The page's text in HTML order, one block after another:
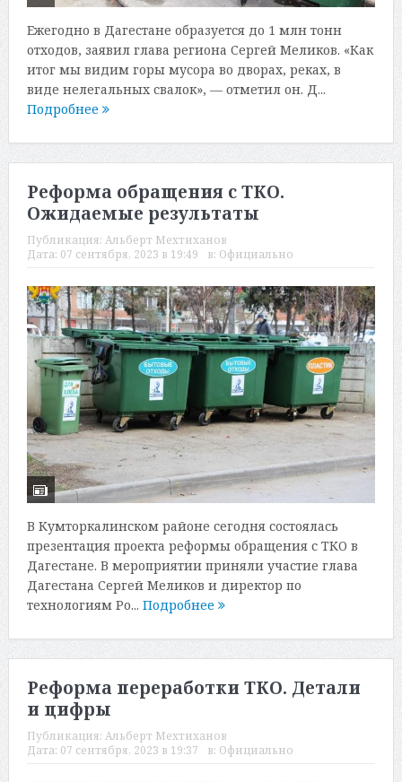
Ежегодно в Дагестане образуется до 1 млн тонн
отходов, заявил глава региона Сергей Меликов. «Как
итог мы видим горы мусора во дворах, реках, в
виде нелегальных свалок», — отметил он. Д...
Подробнее
Реформа обращения с ТКО.
Ожидаемые результаты
Публикация: Альберт Мехтиханов
Дата: 07 сентября, 2023 в 19:49 в: Официально
В Кумторкалинском районе сегодня состоялась
презентация проекта реформы обращения с ТКО в
Дагестане. В мероприятии приняли участие глава
Дагестана Сергей Меликов и директор по
технологиям Ро... Подробнее
Реформа переработки ТКО. Детали
и цифры
Публикация: Альберт Мехтиханов
Дата: 07 сентября, 2023 в 19:37 в: Официально